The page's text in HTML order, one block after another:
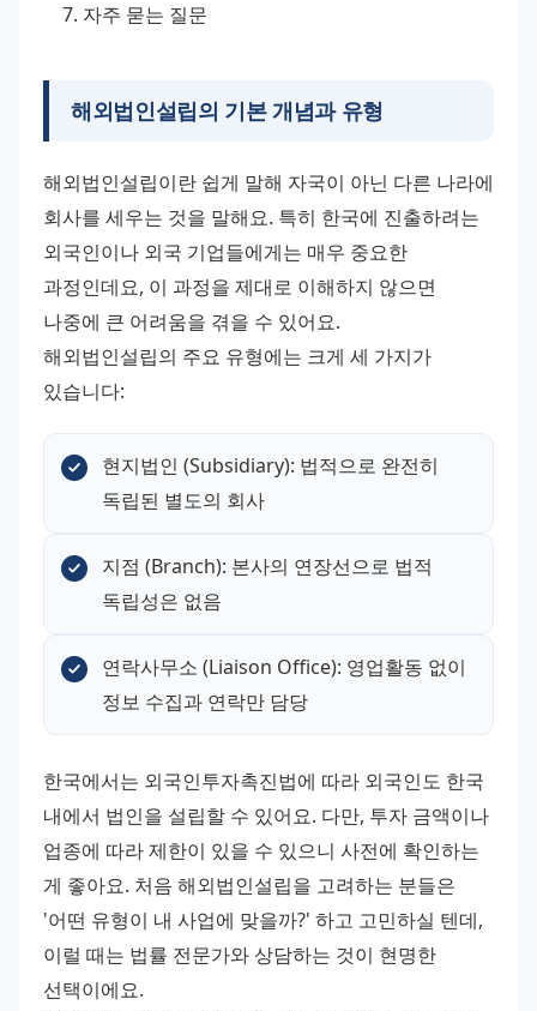
자주 묻는 질문
해외법인설립의 기본 개념과 유형
해외법인설립이란 쉽게 말해 자국이 아닌 다른 나라에
회사를 세우는 것을 말해요. 특히 한국에 진출하려는
외국인이나 외국 기업들에게는 매우 중요한
과정인데요, 이 과정을 제대로 이해하지 않으면
나중에 큰 어려움을 겪을 수 있어요.
해외법인설립의 주요 유형에는 크게 세 가지가
있습니다:
현지법인 (Subsidiary): 법적으로 완전히
독립된 별도의 회사
지점 (Branch): 본사의 연장선으로 법적
독립성은 없음
연락사무소 (Liaison Office): 영업활동 없이
정보 수집과 연락만 담당
한국에서는 외국인투자촉진법에 따라 외국인도 한국
내에서 법인을 설립할 수 있어요. 다만, 투자 금액이나
업종에 따라 제한이 있을 수 있으니 사전에 확인하는
게 좋아요. 처음 해외법인설립을 고려하는 분들은
'어떤 유형이 내 사업에 맞을까?' 하고 고민하실 텐데,
이럴 때는 법률 전문가와 상담하는 것이 현명한
선택이에요.